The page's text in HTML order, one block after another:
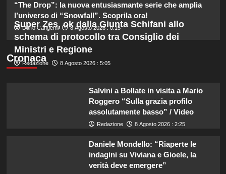
3
sorella in Costa Smeralda: momenti
da ricordare insieme.
Il midi dress azzurro di Harriet
Phillips: l’eleganza estiva che non
Danilo D’Angelo: “Dopo Francesca,
faccio fatica a ritrovare me stesso”
“The Drop”: la nuova entusiasmante serie che amplia
l’universo di “Snowfall”. Scoprila ora!
Dario Cangemi 8 Agosto 2026 : 0:15
Cronaca
Super Zes, ok dalla Giunta Schifani allo
schema di protocollo tra Consiglio dei
Ministri e Regione
Redazione 8 Agosto 2026 : 5:05
Salvini a Bollate in visita a Mario
Roggero “Sulla grazia profilo
assolutamente basso” / Video
Redazione 8 Agosto 2026 : 2:25
Daniele Mondello: “Riaperte le
indagini su Viviana e Gioele, la
verità deve emergere”